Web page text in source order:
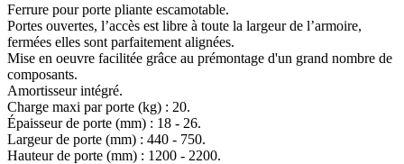
Ferrure pour porte pliante escamotable.
Portes ouvertes, l’accès est libre à toute la largeur de l’armoire,
fermées elles sont parfaitement alignées.
Mise en oeuvre facilitée grâce au prémontage d'un grand nombre de
composants.
Amortisseur intégré.
Charge maxi par porte (kg) : 20.
Épaisseur de porte (mm) : 18 - 26.
Largeur de porte (mm) : 440 - 750.
Hauteur de porte (mm) : 1200 - 2200.